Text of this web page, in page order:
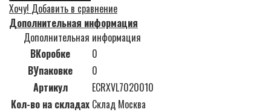
Хочу! Добавить в сравнение
Дополнительная информация
Дополнительная информация
ВКоробке
0
ВУпаковке
0
Артикул
ECRXVL7020010
Кол-во на складах Склад Москва